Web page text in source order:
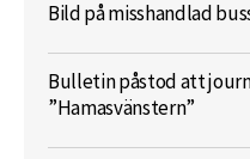
Bild på misshandlad
Bulletin påstod att
”Hamasvänstern”